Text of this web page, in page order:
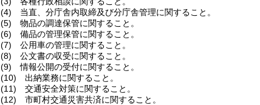
(4) 当直、分庁舎内取締及び分庁舎管理に関すること。
(5) 物品の調達保管に関すること。
(6) 備品の管理保管に関すること。
(7) 公用車の管理に関すること。
(8) 公文書の収受に関すること。
(9) 情報公開の受付に関すること。
(10) 出納業務に関すること。
(11) 交通安全対策に関すること。
(12) 市町村交通災害共済に関すること。